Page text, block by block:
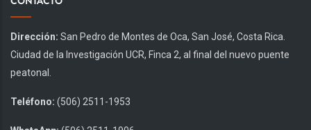
Dirección: San Pedro de Montes de Oca, San José, Costa Rica.
Ciudad de la Investigación UCR, Finca 2, al final del nuevo puente
peatonal.
Teléfono: (506) 2511-1953